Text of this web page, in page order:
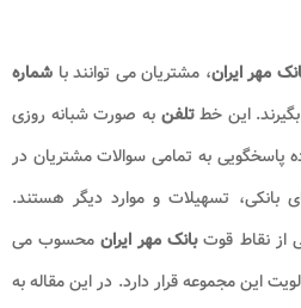
مهر ایران، مشتریان می توانند با شماره
تلفن به صورت شبانه روزی
پاسخگویی به تمامی سوالات مشتریان در
بانکی، تسهیلات و موارد دیگر هستند.
از نقاط قوتبانک مهر ایرانمحسوب می
این مجموعه قرار دارد. در این مقاله به